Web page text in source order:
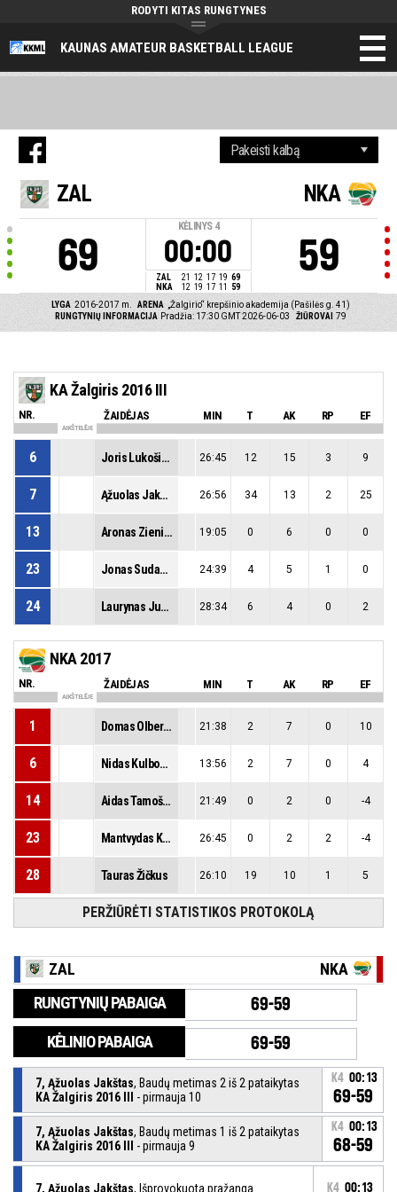
KAUNAS AMATEUR BASKETBALL LEAGUE
RODYTI KITAS RUNGTYNES
ZAL
69
KĖLINYS 4
00:00
ZAL 21 12 17 19 69
NKA
12 19 17 11 59
NKA
59
LYGA 2016-2017 m. ARENA
„Žalgirio“ krepšinio akademija (Pašilės g. 41)
RUNGTYNIŲ INFORMACIJA Pradžia: 17:30 GMT 2026-06-03 ŽIŪROVAI 79
KA Žalgiris 2016 III
NR. ŽAIDĖJAS MIN T AK RP EF
AIKŠTELĖJE
6 Joris Lukošius 26:45 12 15 3 9
7 Ąžuolas Jakštas 26:56 34 13 2 25
13 Aronas Zienius 19:05 0 6 0 0
23 Jonas Sudakovas 24:39 4 5 1 0
24 Laurynas Juodpalis 28:34 6 4 0 2
NKA 2017
NR. ŽAIDĖJAS MIN T AK RP EF
AIKŠTELĖJE
1 Domas Olberkis 21:38 2 7 0 10
6 Nidas Kulbokas 13:56 2 7 0 4
14 Aidas Tamošiūnas 21:49 0 2 0 -4
23 Mantvydas Kazlauskas 26:45 0 2 2 -4
28 Tauras Žičkus 26:10 19 10 1 5
PERŽIŪRĖTI STATISTIKOS PROTOKOLĄ
ZAL NKA
RUNGTYNIŲ PABAIGA 69-59
KĖLINIO PABAIGA 69-59
7, Ąžuolas Jakštas, Baudų metimas 2 iš 2 pataikytas
KA Žalgiris 2016 III - pirmauja 10
K4 00:13
69-59
7, Ąžuolas Jakštas, Baudų metimas 1 iš 2 pataikytas
KA Žalgiris 2016 III
- pirmauja 9
K4 00:13
68-59
7, Ąžuolas Jakštas, Išprovokuota pražanga K4 00:13